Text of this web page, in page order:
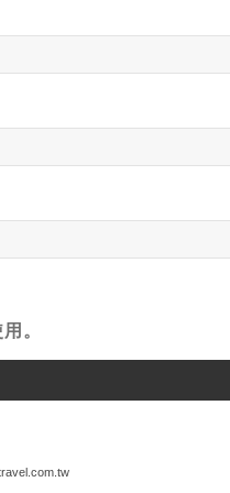
。